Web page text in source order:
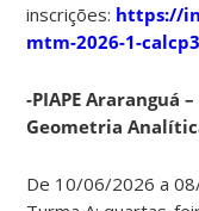
inscrições: https://
mtm-2026-1-calcp3
-PIAPE Araranguá
Geometria
De 10/06/2026 a